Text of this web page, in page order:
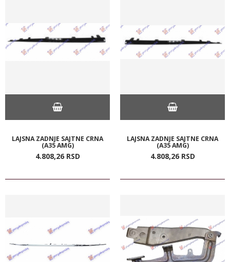
LAJSNA ZADNJE SAJTNE CRNA
(A35 AMG)
4.808,26 RSD
LAJSNA ZADNJE SAJTNE CRNA
(A35 AMG)
4.808,26 RSD